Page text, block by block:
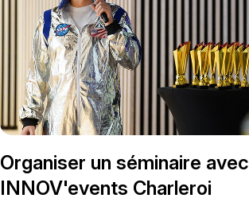
Organiser un séminaire avec
INNOV'events Charleroi